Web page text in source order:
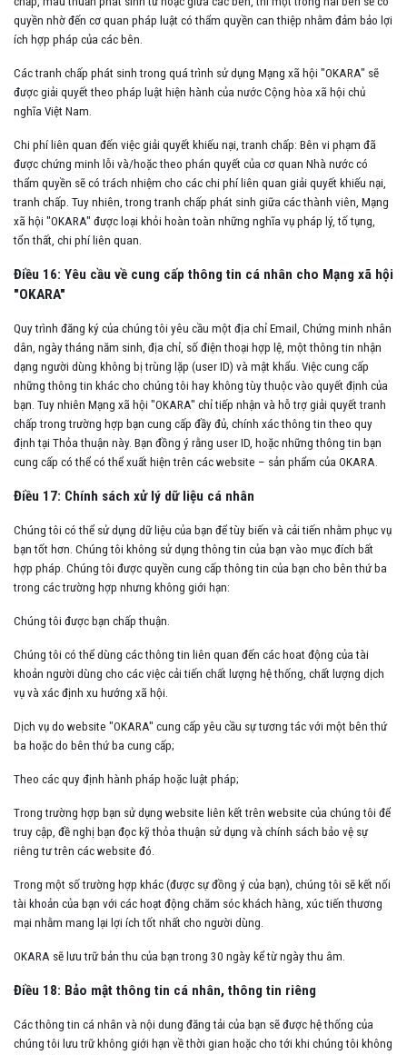
quyền nhờ đến cơ quan pháp luật có thẩm quyền can thiệp nhằm đảm bảo lợi
ích hợp pháp của các bên.
Các tranh chấp phát sinh trong quá trình sử dụng Mạng xã hội "OKARA" sẽ
được giải quyết theo pháp luật hiện hành của nước Cộng hòa xã hội chủ
nghĩa Việt Nam.
Chi phí liên quan đến việc giải quyết khiếu nại, tranh chấp: Bên vi phạm đã
được chứng minh lỗi và/hoặc theo phán quyết của cơ quan Nhà nước có
thẩm quyền sẽ có trách nhiệm cho các chi phí liên quan giải quyết khiếu nại,
tranh chấp. Tuy nhiên, trong tranh chấp phát sinh giữa các thành viên, Mạng
xã hội "OKARA" được loại khỏi hoàn toàn những nghĩa vụ pháp lý, tố tụng,
tổn thất, chi phí liên quan.
Điều 16: Yêu cầu về cung cấp thông tin cá nhân cho Mạng xã hội
"OKARA"
Quy trình đăng ký của chúng tôi yêu cầu một địa chỉ Email, Chứng minh nhân
dân, ngày tháng năm sinh, địa chỉ, số điện thoại hợp lệ, một thông tin nhận
dạng người dùng không bị trùng lặp (user ID) và mật khẩu. Việc cung cấp
những thông tin khác cho chúng tôi hay không tùy thuộc vào quyết định của
bạn. Tuy nhiên Mạng xã hội "OKARA" chỉ tiếp nhận và hỗ trợ giải quyết tranh
chấp trong trường hợp bạn cung cấp đầy đủ, chính xác thông tin theo quy
định tại Thỏa thuận này. Bạn đồng ý rằng user ID, hoặc những thông tin bạn
cung cấp có thể có thể xuất hiện trên các website – sản phẩm của OKARA.
Điều 17: Chính sách xử lý dữ liệu cá nhân
Chúng tôi có thể sử dụng dữ liệu của bạn để tùy biến và cải tiến nhằm phục vụ
bạn tốt hơn. Chúng tôi không sử dụng thông tin của bạn vào mục đích bất
hợp pháp. Chúng tôi được quyền cung cấp thông tin của bạn cho bên thứ ba
trong các trường hợp nhưng không giới hạn:
Chúng tôi được bạn chấp thuận.
Chúng tôi có thể dùng các thông tin liên quan đến các hoat động của tài
khoản người dùng cho các việc cải tiến chất lượng hệ thống, chất lượng dịch
vụ và xác định xu hướng xã hội.
Dịch vụ do website "OKARA" cung cấp yêu cầu sự tương tác với một bên thứ
ba hoặc do bên thứ ba cung cấp;
Theo các quy định hành pháp hoặc luật pháp;
Trong trường hợp bạn sử dụng website liên kết trên website của chúng tôi để
truy cập, đề nghị bạn đọc kỹ thỏa thuận sử dụng và chính sách bảo vệ sự
riêng tư trên các website đó.
Trong một số trường hợp khác (được sự đồng ý của bạn), chúng tôi sẽ kết nối
tài khoản của bạn với các hoạt động chăm sóc khách hàng, xúc tiến thương
mại nhằm mang lại lợi ích tốt nhất cho người dùng.
OKARA sẽ lưu trữ bản thu của bạn trong 30 ngày kể từ ngày thu âm.
Điều 18: Bảo mật thông tin cá nhân, thông tin riêng
Các thông tin cá nhân và nội dung đăng tải của bạn sẽ được hệ thống của
chúng tôi lưu trữ không giới hạn về thời gian hoặc cho tới khi chúng tôi không